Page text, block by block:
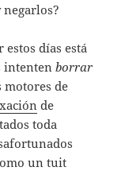
días está
intentenborrar
motores de
de
toda
un tuit